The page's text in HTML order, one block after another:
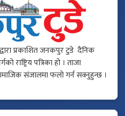
प्रकाशित जनकपुर टुडे दैनिक
राष्ट्रिय पत्रिका हो । ताजा
संजालमा फलो गर्न सक्नुहुन्छ ।